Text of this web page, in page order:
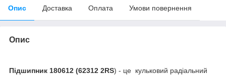
Опис Доставка Оплата Умови повернення
Опис
Підшипник 180612 (62312 2RS) - це кульковий радіальний